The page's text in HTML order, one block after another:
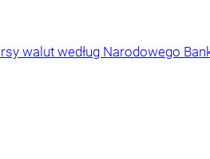
walut według Narodowego